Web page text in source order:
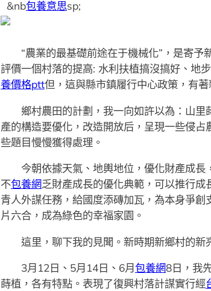
&nb包養意思sp;
“農業的最基礎前途在于機械化”，是寄予
評價一個村落的提高: 水利扶植搞沒搞好、地
養價格ptt但，這與縣市鎮履行中心政策，有著
鄉村農田的計劃，我一向如許以為：山里
產的構造要優化，改造開放后，呈現一些侵
些題目慢慢獲得處理。
今朝依據天氣、地輿地位，優化財產成長
不包養網乏財產成長的優化典範，可以推行
青人外謀任務，給國度添磚加瓦，為本身爭
片六合，成為綠色的幸福家園。
這里，聊下我的見聞。新時期新鄉村的新
3月12日、5月14日、6月包養網8日，我
蒔植，各有特點。表現了復興村落計謀實行經